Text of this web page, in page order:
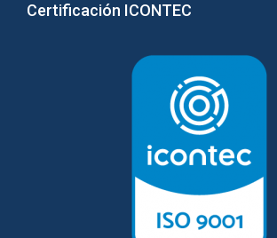
Certificación ICONTEC